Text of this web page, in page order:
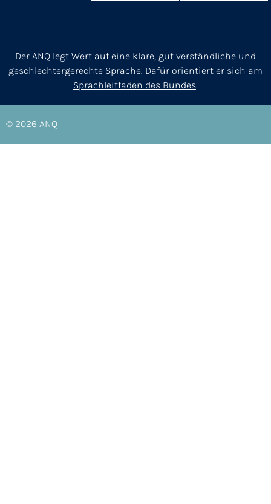
Der ANQ legt Wert auf eine klare, gut verständliche und
geschlechtergerechte Sprache. Dafür orientiert er sich am
Sprachleitfaden des Bundes.
© 2026 ANQ